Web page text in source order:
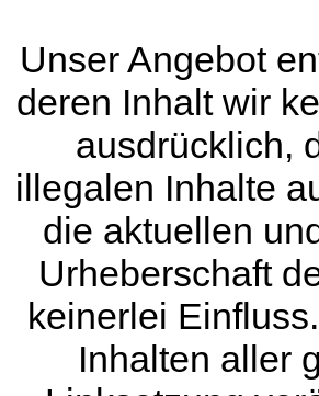
Unser Angebot
deren Inhalt wir
ausdrücklich,
illegalen Inhalte
die aktuellen
Urheberschaft
keinerlei
Inhalten aller